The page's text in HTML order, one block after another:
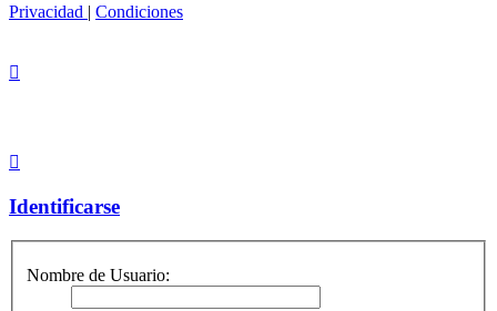
Privacidad | Condiciones
Identificarse
Nombre de Usuario: